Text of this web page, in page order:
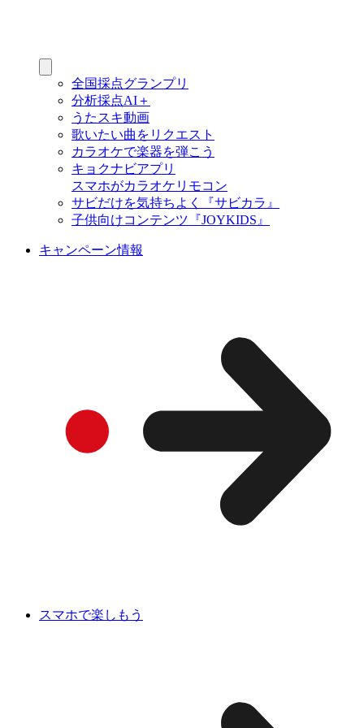
全国採点グランプリ
分析採点AI＋
うたスキ動画
歌いたい曲をリクエスト
カラオケで楽器を弾こう
キョクナビアプリ
スマホがカラオケリモコン
サビだけを気持ちよく『サビカラ』
子供向けコンテンツ『JOYKIDS』
キャンペーン情報
スマホで楽しもう